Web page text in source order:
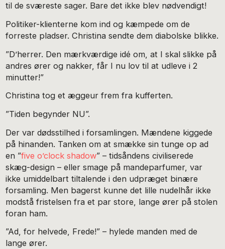
til de sværeste sager. Bare det ikke blev nødvendigt!
Politiker-klienterne kom ind og kæmpede om de
forreste pladser. Christina sendte dem diabolske blikke.
”D’herrer. Den mærkværdige idé om, at I skal slikke på
andres ører og nakker, får I nu lov til at udleve i 2
minutter!”
Christina tog et æggeur frem fra kufferten.
”Tiden begynder NU”.
Der var dødsstilhed i forsamlingen. Mændene kiggede
på hinanden. Tanken om at smække sin tunge op ad
en ”five o’clock shadow” – tidsåndens civiliserede
skæg-design – eller smage på mandeparfumer, var
ikke umiddelbart tiltalende i den udpræget binære
forsamling. Men bagerst kunne det lille nudelhår ikke
modstå fristelsen fra et par store, lange ører på stolen
foran ham.
”Ad, for helvede, Frede!” – hylede manden med de
lange ører.